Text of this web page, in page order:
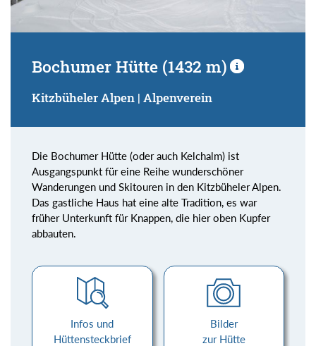
Bochumer Hütte (1432 m)
Kitzbüheler Alpen | Alpenverein
Die Bochumer Hütte (oder auch Kelchalm) ist
Ausgangspunkt für eine Reihe wunderschöner
Wanderungen und Skitouren in den Kitzbüheler Alpen.
Das gastliche Haus hat eine alte Tradition, es war
früher Unterkunft für Knappen, die hier oben Kupfer
abbauten.
Infos und
Hüttensteckbrief
Bilder
zur Hütte